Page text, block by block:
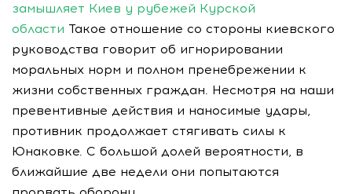
замышляет Киев у рубежей Курской
области Такое отношение со стороны киевского
руководства говорит об игнорировании
моральных норм и полном пренебрежении к
жизни собственных граждан. Несмотря на наши
превентивные действия и наносимые удары,
противник продолжает стягивать силы к
Юнаковке. С большой долей вероятности, в
ближайшие две недели они попытаются